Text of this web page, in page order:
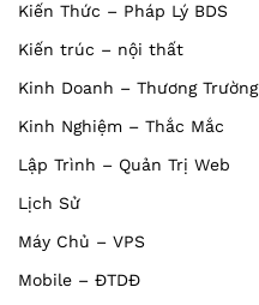
Kiến Thức – Pháp Lý BDS
Kiến trúc – nội thất
Kinh Doanh – Thương Trường
Kinh Nghiệm – Thắc Mắc
Lập Trình – Quản Trị Web
Lịch Sử
Máy Chủ – VPS
Mobile – ĐTDĐ